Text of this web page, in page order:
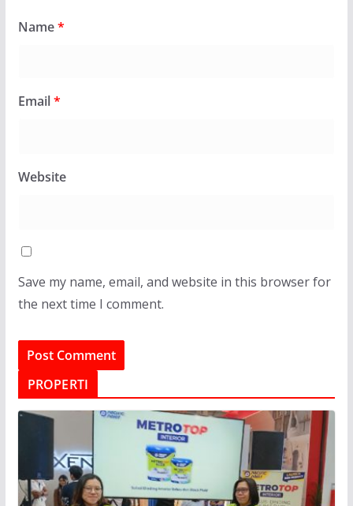
Name*
Email*
Website
Save my name, email, and website in this browser for
the next time I comment.
PROPERTI